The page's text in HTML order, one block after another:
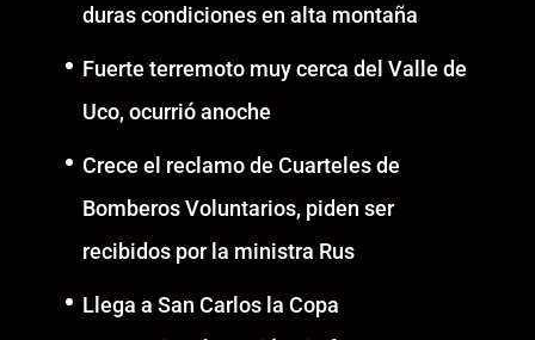
duras condiciones en alta montaña
Fuerte terremoto muy cerca del Valle de
Uco, ocurrió anoche
Crece el reclamo de Cuarteles de
Bomberos Voluntarios, piden ser
recibidos por la ministra Rus
Llega a San Carlos la Copa